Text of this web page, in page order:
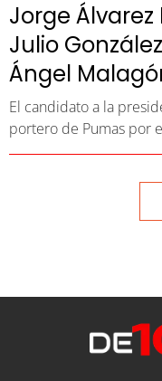
Jorge
Julio
Ángel
El candidato a la
portero de Pumas por